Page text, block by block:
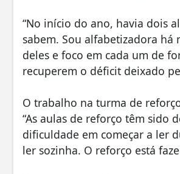
“No início do ano, havia dois
sabem. Sou alfabetizadora
deles e foco em cada um de
recuperem o déficit deixado
O trabalho na turma de
“As aulas de reforço têm sido
dificuldade em começar a ler
ler sozinha. O reforço está